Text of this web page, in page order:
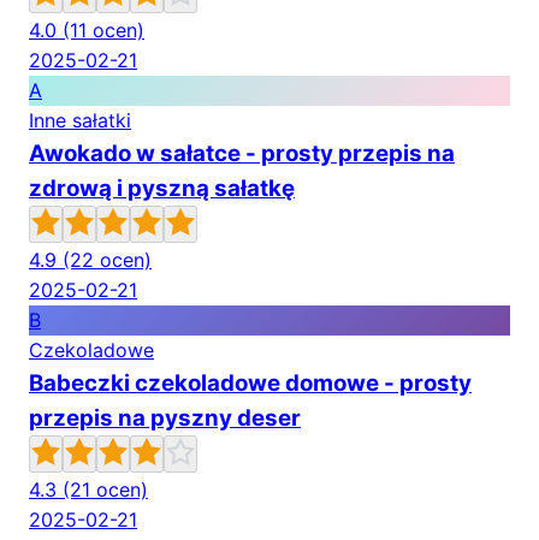
4.0 (11 ocen)
2025-02-21
A
Inne sałatki
Awokado w sałatce - prosty przepis na
zdrową i pyszną sałatkę
4.9 (22 ocen)
2025-02-21
B
Czekoladowe
Babeczki czekoladowe domowe - prosty
przepis na pyszny deser
4.3 (21 ocen)
2025-02-21